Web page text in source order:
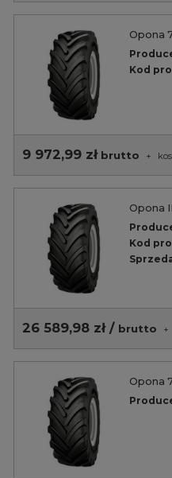
Opona
Kod
9 972,99 złbrutto +
Opona
Kod
26 589,98 zł / brutto +
Opona